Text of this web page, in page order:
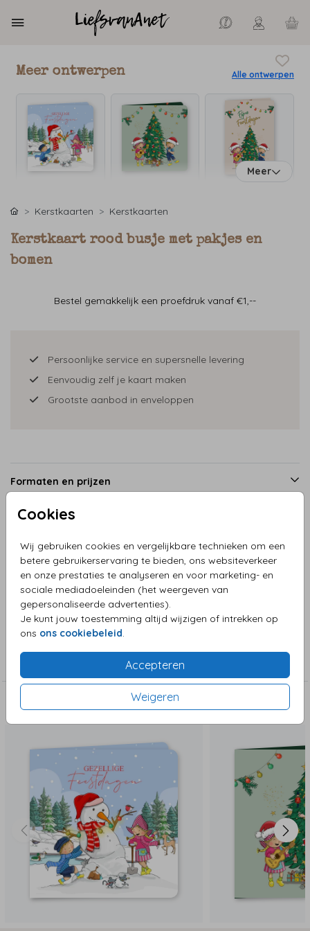
Cookies
Wij gebruiken cookies en vergelijkbare technieken om een
betere gebruikerservaring te bieden, ons websiteverkeer
en onze prestaties te analyseren en voor marketing- en
sociale mediadoeleinden (het weergeven van
gepersonaliseerde advertenties).
Je kunt jouw toestemming altijd wijzigen of intrekken op
ons ons cookiebeleid
Accepteren
Weigeren
Meer ontwerpen Alle ontwerpen
Meer
Kerstkaarten Kerstkaarten
Kerstkaart rood busje met pakjes en
bomen
Bestel gemakkelijk een proefdruk vanaf €1,--
Persoonlijke service en supersnelle levering
Eenvoudig zelf je kaart maken
Grootste aanbod in enveloppen
Formaten en prijzen
Omschrijving
Kerstkaart rood busje met pakjes en bomen
Collectie
Deze zijn ook leuk!